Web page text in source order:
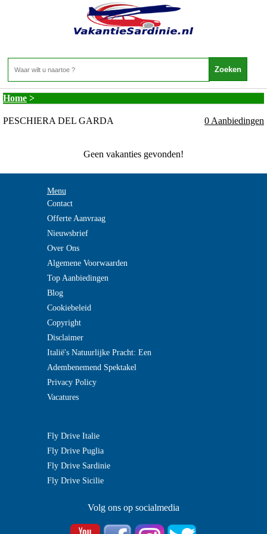
Vakantie Sardinie - Gardameer - PESCHIERA
Home >
PESCHIERA DEL GARDA 0 Aanbiedingen
Geen vakanties gevonden!
Menu
Contact
Offerte Aanvraag
Nieuwsbrief
Over Ons
Algemene Voorwaarden
Top Aanbiedingen
Blog
Cookiebeleid
Copyright
Disclaimer
Italië's Natuurlijke Pracht: Een
Adembenemend Spektakel
Privacy Policy
Vacatures
Fly Drive Italie
Fly Drive Puglia
Fly Drive Sardinie
Fly Drive Sicilie
Volg ons op socialmedia